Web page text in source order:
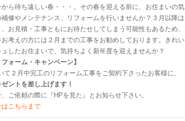
ら待ち遠しい春・・・。その春を迎える前に、お住まいの気
修やメンテナンス、リフォームを行いませんか？３月以降は
お見積・工事ともにお待たせしてしまう可能性もあるため、
お考えの方には２月までの工事をお勧めしております。きれい
したお住まいで、気持ちよく新年度を迎えませんか？
フォーム・キャンペーン】
て２月中完工のリフォーム工事をご契約下さったお客様に、
ントを差し上げます！
ご依頼の際に『HPを見た』とお知らせ下さい。
こちらまで